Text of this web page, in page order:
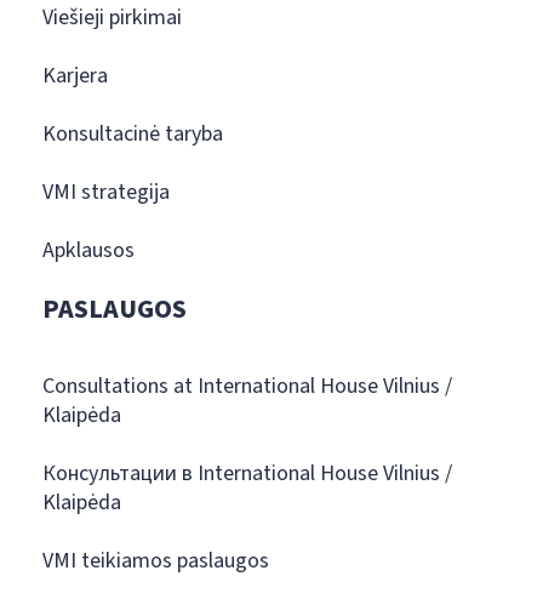
Viešieji pirkimai
Karjera
Konsultacinė taryba
VMI strategija
Apklausos
PASLAUGOS
Consultations at International House Vilnius /
Klaipėda
Консультации в International House Vilnius /
Klaipėda
VMI teikiamos paslaugos